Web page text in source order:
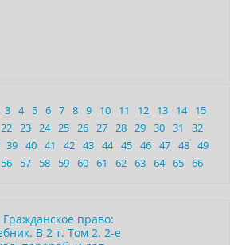
3 4 5 6 7 8 9 10 11 12 13 14
15
22 23 24 25 26 27 28 29 30 31
32
39 40 41 42 43 44 45 46 47 48 49
56 57 58 59 60 61 62 63 64 65 66